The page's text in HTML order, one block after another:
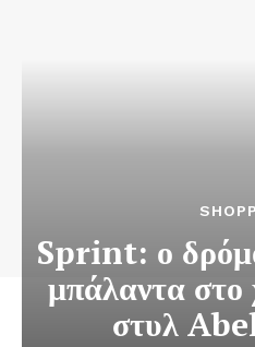
Sprint: ο
μπάλαντα
στυλ